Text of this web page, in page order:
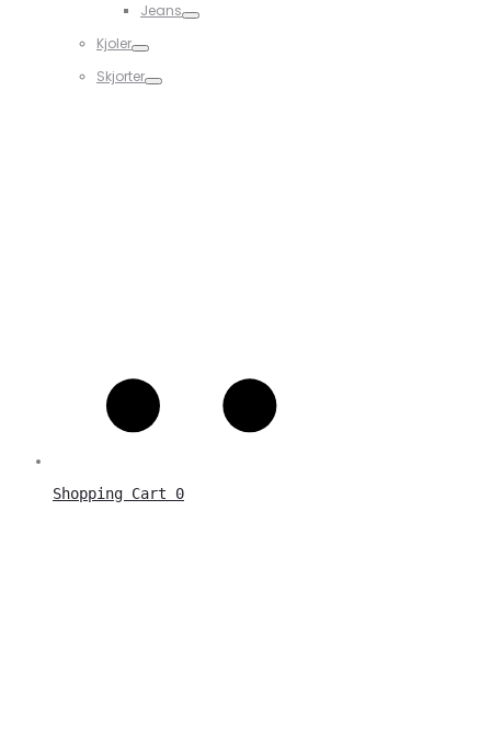
Jeans
Kjoler
Skjorter
Shopping Cart 0